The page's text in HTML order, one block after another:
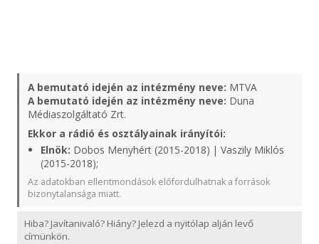
A bemutató idején az intézmény neve: MTVA
A bemutató idején az intézmény neve: Duna
Médiaszolgáltató Zrt.
Ekkor a rádió és osztályainak irányítói:
Elnök: Dobos Menyhért (2015-2018) | Vaszily Miklós
(2015-2018);
Az adatokban ellentmondások előfordulhatnak a források
bizonytalansága miatt.
Hiba? Javítanivaló? Hiány? Jelezd a nyitólap alján levő
címünkön.